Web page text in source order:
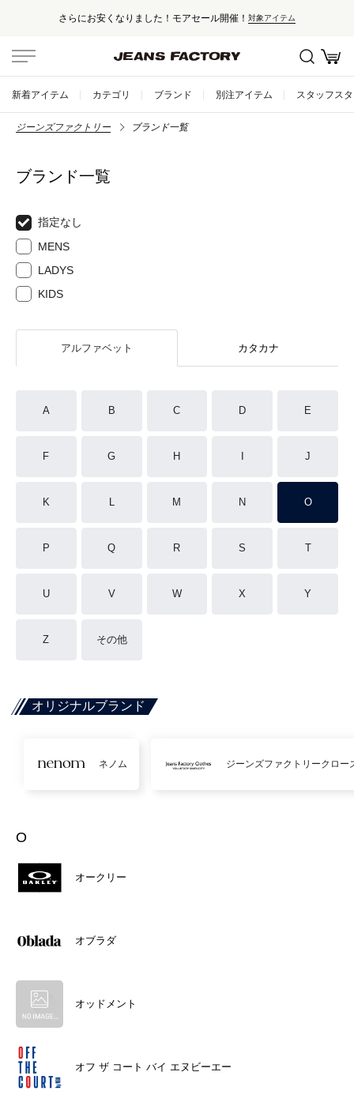
さらにお安くなりました！モアセール開催！ 対象アイテム
新着アイテム カテゴリ ブランド 別注アイテム スタッフス
ジーンズファクトリー ブランド一覧
ブランド一覧
指定なし
MENS
LADYS
KIDS
アルファベット カタカナ
A B C D E
F G H J
K L M N O
P Q R S T
U V W X Y
Z その他
オリジナルブランド
ネノム ジーンズファクトリークロー
O
オークリー
オブラダ
オッドメント
オフ ザ コート バイ エヌビーエー